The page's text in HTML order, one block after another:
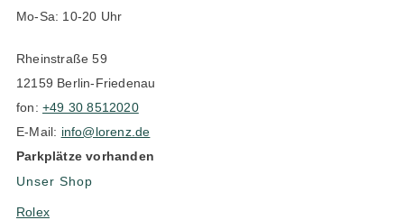
Mo-Sa: 10-20 Uhr
Rheinstraße 59
12159 Berlin-Friedenau
fon: +49 30 8512020
E-Mail: info@lorenz.de
Parkplätze vorhanden
Unser Shop
Rolex